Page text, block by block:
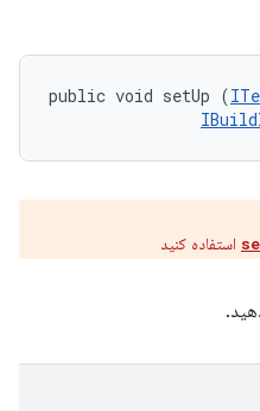
public void setUp (
استفاده کنید